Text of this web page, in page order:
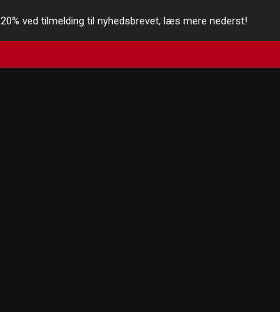
20% ved tilmelding til nyhedsbrevet, læs mere nederst!